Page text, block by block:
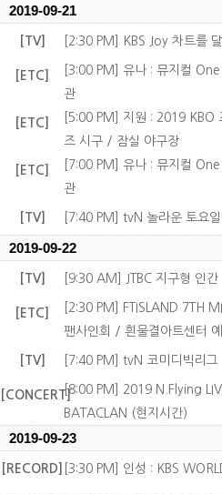
2019-09-21
[TV] [2:30 PM] KBS Joy 차트를
[ETC]
[3:00 PM] 유나 : 뮤지컬
관
[ETC]
[5:00 PM] 지원 : 2019 KBO
즈 시구 / 잠실 야구장
[ETC]
[7:00 PM] 유나 : 뮤지컬
관
[TV] [7:40 PM] tvN 놀라운 토요
2019-09-22
[TV] [9:30 AM] JTBC 지구형 인간
[ETC]
[2:30 PM] FTISLAND 7TH
팬사인회 / 흰물결아트센터
[TV] [7:40 PM] tvN 코미디빅리그
[CONCERT][8:00 PM] 2019 N.Flying
BATACLAN (현지시간)
2019-09-23
[RECORD] [3:30 PM] 인성 : KBS